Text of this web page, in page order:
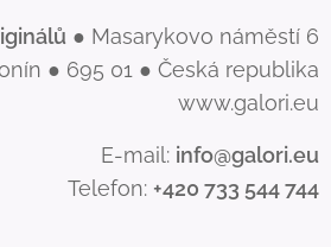
● Masarykovo náměstí 6
● 695 01 ● Česká republika
www.galori.eu
E-mail: info@galori.eu
Telefon: +420 733 544 744